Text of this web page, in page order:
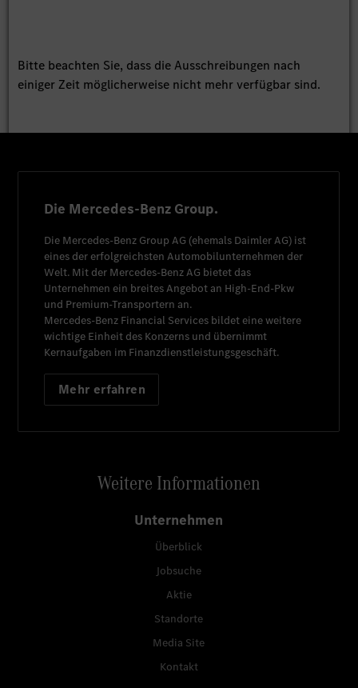
Bitte beachten Sie, dass die Ausschreibungen nach
einiger Zeit möglicherweise nicht mehr verfügbar sind.
Die Mercedes-Benz Group.
Die Mercedes-Benz Group AG (ehemals Daimler AG) ist
eines der erfolgreichsten Automobilunternehmen der
Welt. Mit der Mercedes-Benz AG bietet das
Unternehmen ein breites Angebot an High-End-Pkw
und Premium-Transportern an.
Mercedes-Benz Financial Services bildet eine weitere
wichtige Einheit des Konzerns und übernimmt
Kernaufgaben im Finanzdienstleistungsgeschäft.
Mehr erfahren
Weitere Informationen
Unternehmen
Überblick
Jobsuche
Aktie
Standorte
Media Site
Kontakt